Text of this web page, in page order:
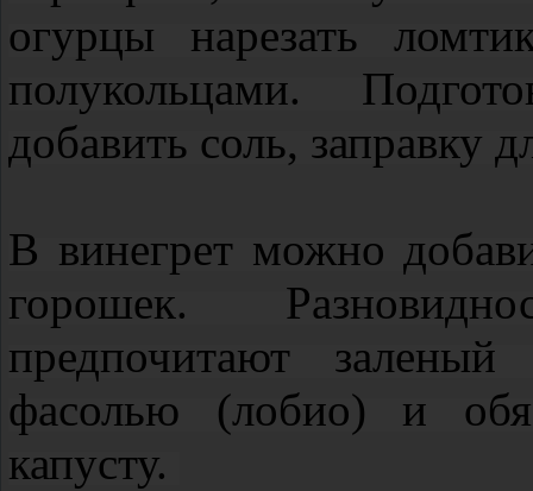
огурцы нарезать
полукольцами.
добавить соль, заправку
В винегрет можно
горошек.
предпочитают
фасолью (лобио) и
капусту.